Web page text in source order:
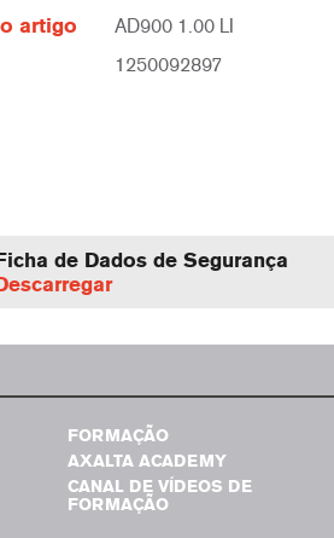
artigo AD900 1.00 LI
1250092897
de Dados de Segurança
FORMAÇÃO
AXALTA ACADEMY
CANAL DE VÍDEOS DE
FORMAÇÃO